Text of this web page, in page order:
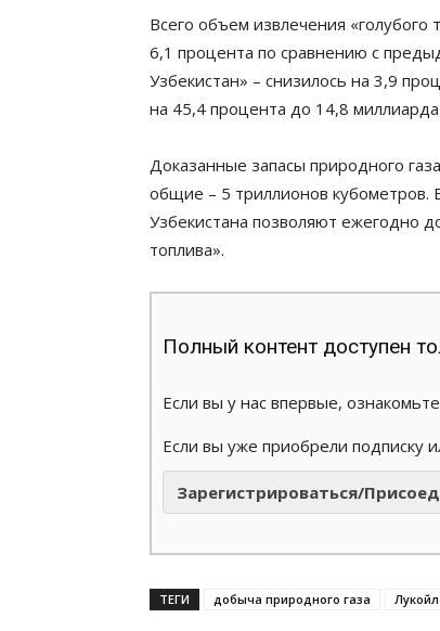
Всего объем извлечения
6,1 процента по сравнению с
Узбекистан» – снизилось на 3,9
на 45,4 процента до 14,8 миллиарда
Доказанные запасы природного
общие – 5 триллионов кубометров.
Узбекистана позволяют ежегодно
топлива».
Полный контент доступен
Если вы у нас впервые,
Если вы уже приобрели подписку
Зарегистрироваться/
ТЕГИ добыча природного газа Лукойл